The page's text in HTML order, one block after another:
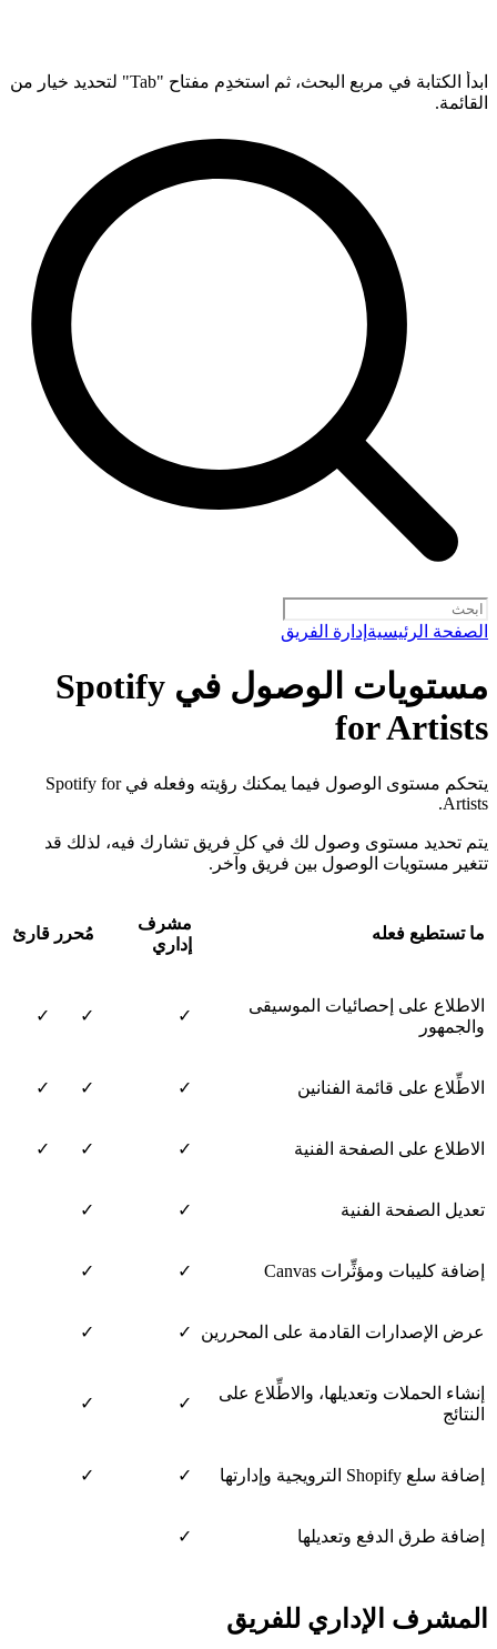
ابدأ الكتابة في مربع البحث، ثم استخدِم مفتاح "Tab" لتحديد خيار من
القائمة.
الصفحة الرئيسية إدارة الفريق
مستويات الوصول في Spotify
for Artists
يتحكم مستوى الوصول فيما يمكنك رؤيته وفعله في Spotify for
Artists.
يتم تحديد مستوى وصول لك في كل فريق تشارك فيه، لذلك قد
تتغير مستويات الوصول بين فريق وآخر.
ما تستطيع فعله
مشرف
إداري
مُحرر قارئ
الاطلاع على إحصائيات الموسيقى
والجمهور
✓
✓
✓
الاطِّلاع على قائمة الفنانين ✓
✓
✓
الاطلاع على الصفحة الفنية ✓
✓
✓
تعديل الصفحة الفنية ✓
✓
إضافة كليبات ومؤثِّرات Canvas ✓
✓
عرض الإصدارات القادمة على المحررين ✓
✓
إنشاء الحملات وتعديلها، والاطِّلاع على
النتائج
✓
✓
إضافة سلع Shopify الترويجية وإدارتها ✓
✓
إضافة طرق الدفع وتعديلها ✓
المشرف الإداري للفريق